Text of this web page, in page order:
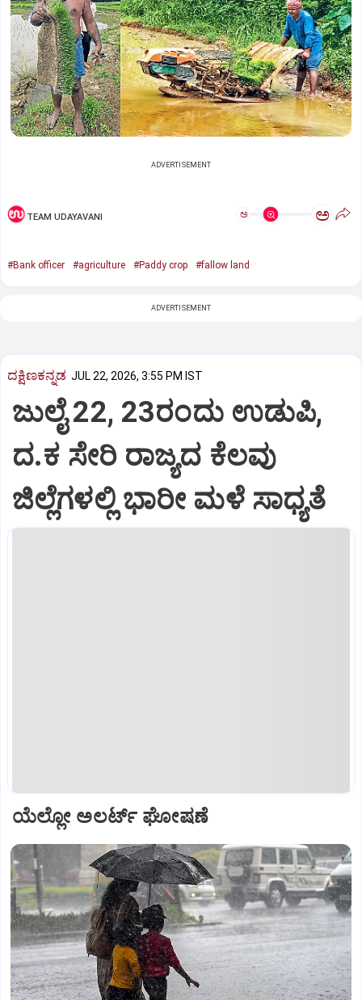
ADVERTISEMENT
TEAM UDAYAVANI ಅ ಅ
#Bank officer #agriculture #Paddy crop #fallow land
ADVERTISEMENT
ದಕ್ಷಿಣಕನ್ನಡ JUL 22, 2026, 3:55 PM IST
ಜುಲೈ 22, 23ರಂದು ಉಡುಪಿ,
ದ.ಕ ಸೇರಿ ರಾಜ್ಯದ ಕೆಲವು
ಜಿಲ್ಲೆಗಳಲ್ಲಿ ಭಾರೀ ಮಳೆ ಸಾಧ್ಯತೆ
ಯೆಲ್ಲೋ ಅಲರ್ಟ್ ಘೋಷಣೆ